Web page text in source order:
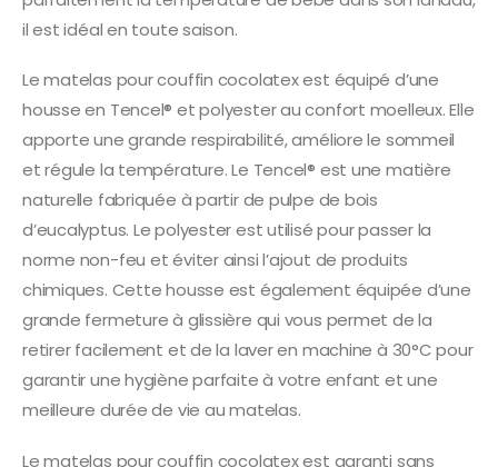
il est idéal en toute saison.
Le matelas pour couffin cocolatex est équipé d’une
housse en Tencel® et polyester au confort moelleux. Elle
apporte une grande respirabilité, améliore le sommeil
et régule la température. Le Tencel® est une matière
naturelle fabriquée à partir de pulpe de bois
d’eucalyptus. Le polyester est utilisé pour passer la
norme non-feu et éviter ainsi l’ajout de produits
chimiques. Cette housse est également équipée d’une
grande fermeture à glissière qui vous permet de la
retirer facilement et de la laver en machine à 30°C pour
garantir une hygiène parfaite à votre enfant et une
meilleure durée de vie au matelas.
Le matelas pour couffin cocolatex est garanti sans